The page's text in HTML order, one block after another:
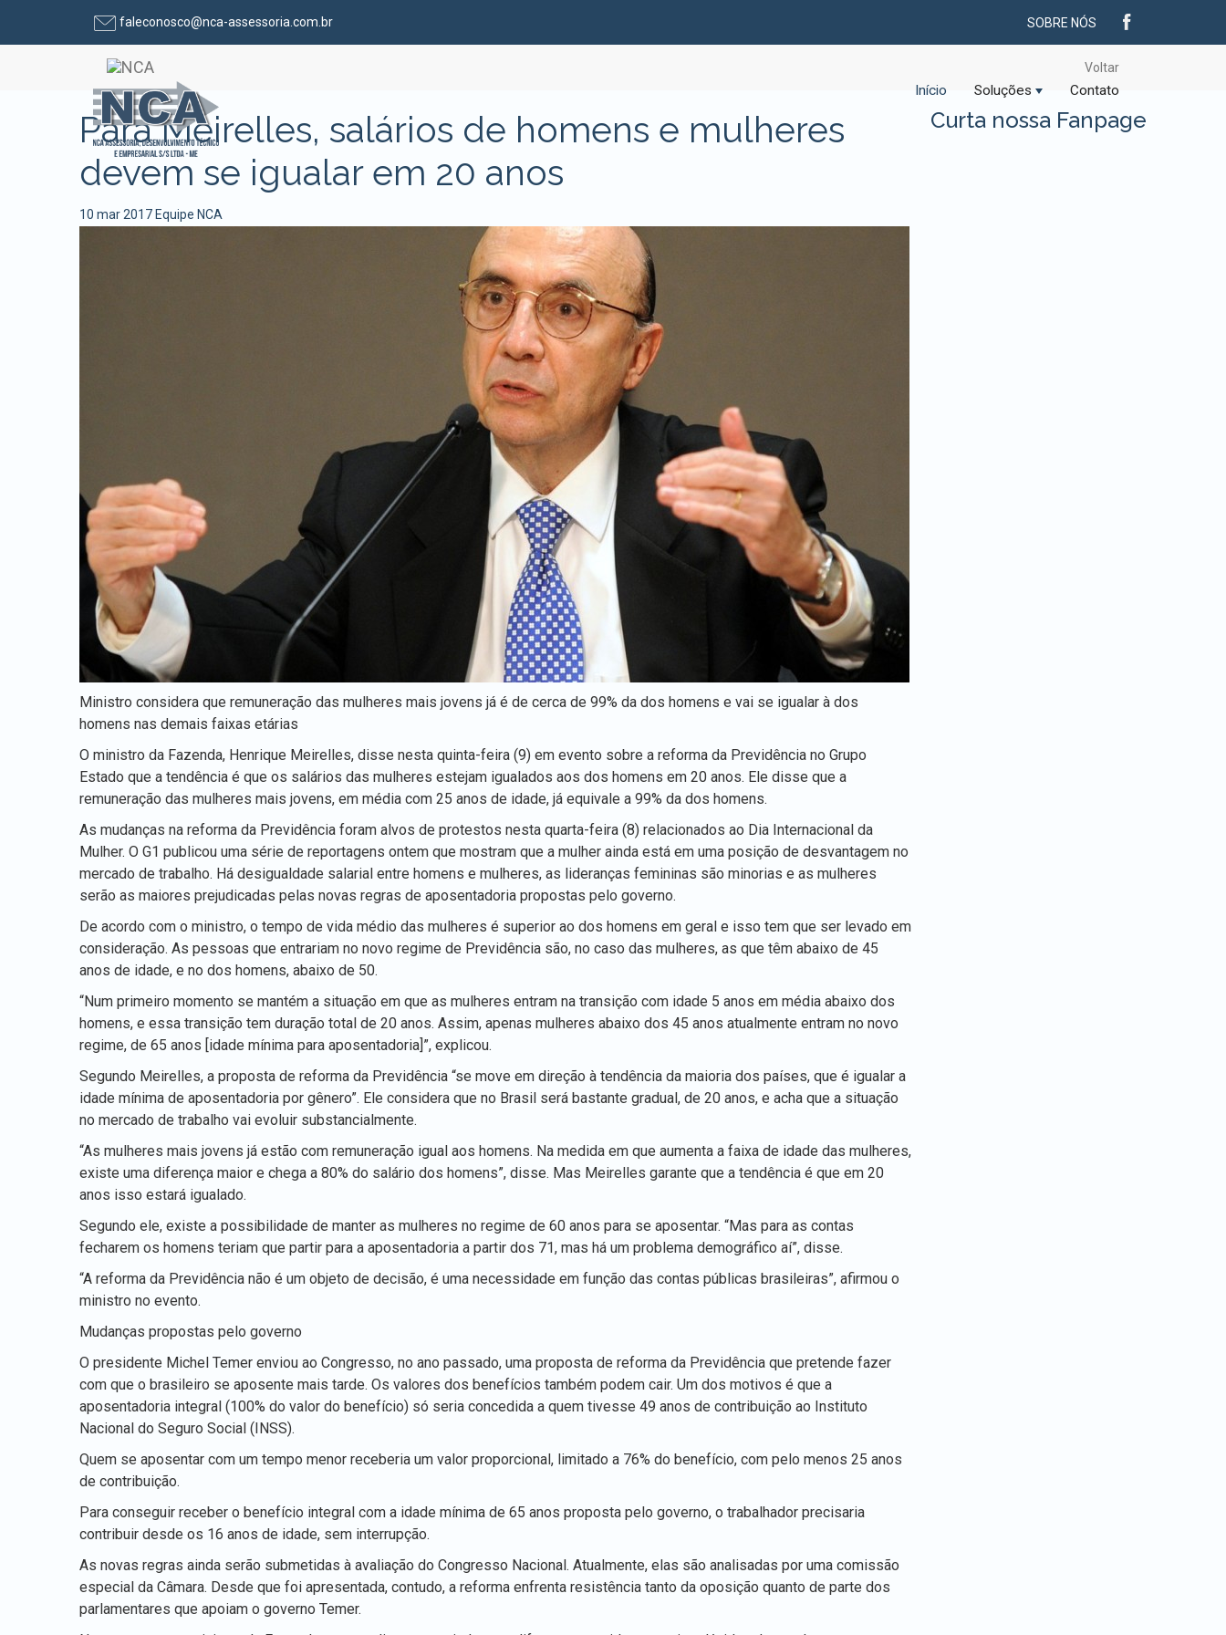
Pular para o conteúdofaleconosco@nca-assessoria.com.br SOBRE NÓS
Início Soluções Contato
Voltar
Curta nossa Fanpage
Para Meirelles, salários de homens e mulheres
devem se igualar em 20 anos
10 mar 2017 Equipe NCA
Ministro considera que remuneração das mulheres mais jovens já é de cerca de 99% da dos homens e vai se igualar à dos
homens nas demais faixas etárias
O ministro da Fazenda, Henrique Meirelles, disse nesta quinta-feira (9) em evento sobre a reforma da Previdência no Grupo
Estado que a tendência é que os salários das mulheres estejam igualados aos dos homens em 20 anos. Ele disse que a
remuneração das mulheres mais jovens, em média com 25 anos de idade, já equivale a 99% da dos homens.
As mudanças na reforma da Previdência foram alvos de protestos nesta quarta-feira (8) relacionados ao Dia Internacional da
Mulher. O G1 publicou uma série de reportagens ontem que mostram que a mulher ainda está em uma posição de desvantagem no
mercado de trabalho. Há desigualdade salarial entre homens e mulheres, as lideranças femininas são minorias e as mulheres
serão as maiores prejudicadas pelas novas regras de aposentadoria propostas pelo governo.
De acordo com o ministro, o tempo de vida médio das mulheres é superior ao dos homens em geral e isso tem que ser levado em
consideração. As pessoas que entrariam no novo regime de Previdência são, no caso das mulheres, as que têm abaixo de 45
anos de idade, e no dos homens, abaixo de 50.
“Num primeiro momento se mantém a situação em que as mulheres entram na transição com idade 5 anos em média abaixo dos
homens, e essa transição tem duração total de 20 anos. Assim, apenas mulheres abaixo dos 45 anos atualmente entram no novo
regime, de 65 anos [idade mínima para aposentadoria]”, explicou.
Segundo Meirelles, a proposta de reforma da Previdência “se move em direção à tendência da maioria dos países, que é igualar a
idade mínima de aposentadoria por gênero”. Ele considera que no Brasil será bastante gradual, de 20 anos, e acha que a situação
no mercado de trabalho vai evoluir substancialmente.
“As mulheres mais jovens já estão com remuneração igual aos homens. Na medida em que aumenta a faixa de idade das mulheres,
existe uma diferença maior e chega a 80% do salário dos homens”, disse. Mas Meirelles garante que a tendência é que em 20
anos isso estará igualado.
Segundo ele, existe a possibilidade de manter as mulheres no regime de 60 anos para se aposentar. “Mas para as contas
fecharem os homens teriam que partir para a aposentadoria a partir dos 71, mas há um problema demográfico aí”, disse.
“A reforma da Previdência não é um objeto de decisão, é uma necessidade em função das contas públicas brasileiras”, afirmou o
ministro no evento.
Mudanças propostas pelo governo
O presidente Michel Temer enviou ao Congresso, no ano passado, uma proposta de reforma da Previdência que pretende fazer
com que o brasileiro se aposente mais tarde. Os valores dos benefícios também podem cair. Um dos motivos é que a
aposentadoria integral (100% do valor do benefício) só seria concedida a quem tivesse 49 anos de contribuição ao Instituto
Nacional do Seguro Social (INSS).
Quem se aposentar com um tempo menor receberia um valor proporcional, limitado a 76% do benefício, com pelo menos 25 anos
de contribuição.
Para conseguir receber o benefício integral com a idade mínima de 65 anos proposta pelo governo, o trabalhador precisaria
contribuir desde os 16 anos de idade, sem interrupção.
As novas regras ainda serão submetidas à avaliação do Congresso Nacional. Atualmente, elas são analisadas por uma comissão
especial da Câmara. Desde que foi apresentada, contudo, a reforma enfrenta resistência tanto da oposição quanto de parte dos
parlamentares que apoiam o governo Temer.